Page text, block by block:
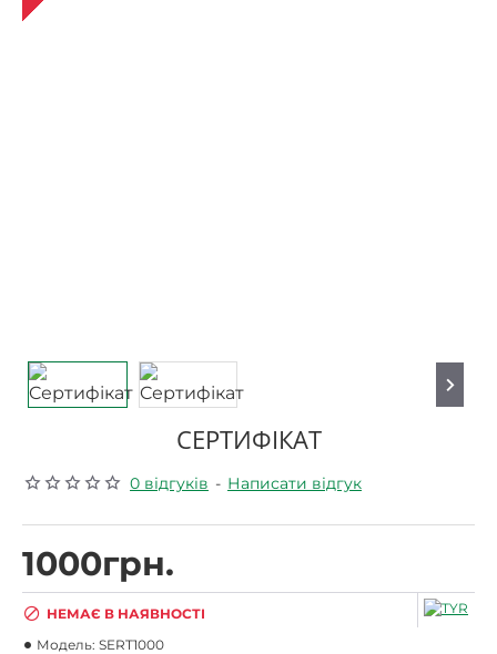
CЕРТИФІКАТ
0 відгуків - Написати відгук
1000грн.
НЕМАЄ В НАЯВНОСТІ
Модель: SERT1000